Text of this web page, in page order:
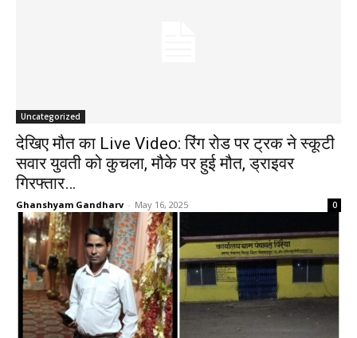
Uncategorized
देखिए मौत का Live Video: रिंग रोड पर ट्रक ने स्कूटी
सवार युवती को कुचला, मौके पर हुई मौत, ड्राइवर
गिरफ्तार…
Ghanshyam Gandharv - May 16, 2025 0